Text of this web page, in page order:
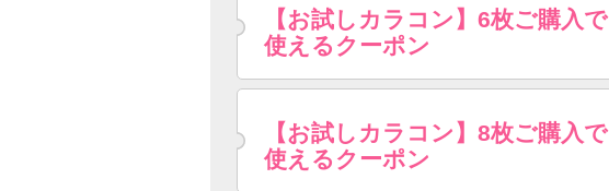
【お試しカラコン】6枚ご購入で
使えるクーポン
【お試しカラコン】8枚ご購入で
使えるクーポン